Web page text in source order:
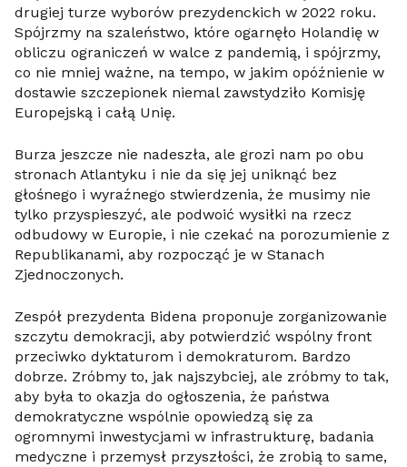
drugiej turze wyborów prezydenckich w 2022 roku.
Spójrzmy na szaleństwo, które ogarnęło Holandię w
obliczu ograniczeń w walce z pandemią, i spójrzmy,
co nie mniej ważne, na tempo, w jakim opóźnienie w
dostawie szczepionek niemal zawstydziło Komisję
Europejską i całą Unię.
Burza jeszcze nie nadeszła, ale grozi nam po obu
stronach Atlantyku i nie da się jej uniknąć bez
głośnego i wyraźnego stwierdzenia, że musimy nie
tylko przyspieszyć, ale podwoić wysiłki na rzecz
odbudowy w Europie, i nie czekać na porozumienie z
Republikanami, aby rozpocząć je w Stanach
Zjednoczonych.
Zespół prezydenta Bidena proponuje zorganizowanie
szczytu demokracji, aby potwierdzić wspólny front
przeciwko dyktaturom i demokraturom. Bardzo
dobrze. Zróbmy to, jak najszybciej, ale zróbmy to tak,
aby była to okazja do ogłoszenia, że państwa
demokratyczne wspólnie opowiedzą się za
ogromnymi inwestycjami w infrastrukturę, badania
medyczne i przemysł przyszłości, że zrobią to same,